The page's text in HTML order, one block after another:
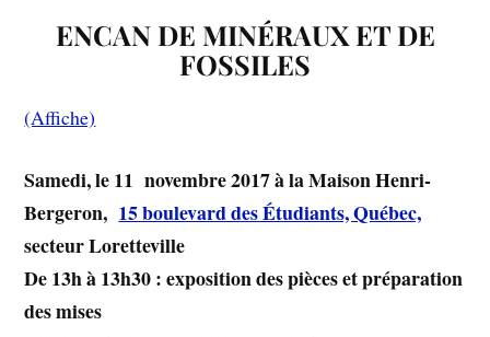
ENCAN DE MINÉRAUX ET DE
FOSSILES
(Affiche)
Samedi, le 11 novembre 2017 à la Maison Henri-
Bergeron, 15 boulevard des Étudiants, Québec,
secteur Loretteville
De 13h à 13h30 : exposition des pièces et préparation
des mises